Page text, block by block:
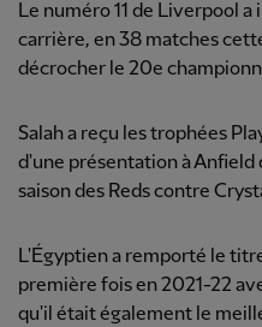
Le numéro 11 de Liverpool a
carrière, en 38 matches
décrocher le 20e
Salah a reçu les trophées
d'une présentation à Anfield
saison des Reds contre
L'Égyptien a remporté le
première fois en 2021-22
qu'il était également le